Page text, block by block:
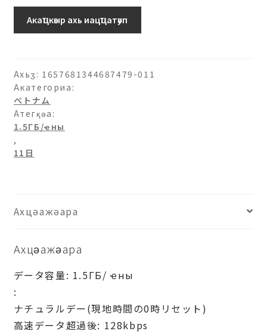
日-11
日
ашәагаа
Акаҵкәыр ахь иацҵатәуп
Ахьӡ: 1657681344687479-011
Акатегориа:
ベトナム
Атегқәа:
1.5ГБ/ҽны
,
11日
Ахцәажәара
Ахцәажәара
データ容量: 1.5ГБ/ҽны
:
ナチュラルデー(現地時間の0時リセット)
高速データ超過後: 128kbps